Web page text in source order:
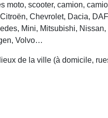
moto, scooter, camion,
Chevrolet, Dacia,
Mini, Mitsubishi,
Volvo…
de la ville (à domicile,